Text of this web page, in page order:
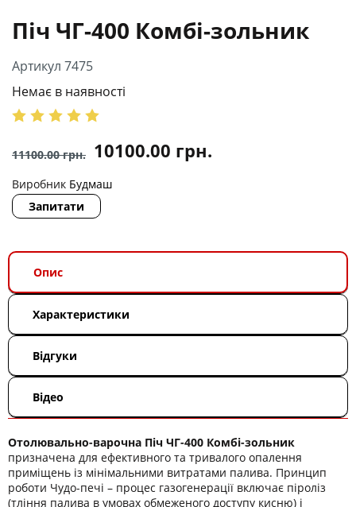
Піч ЧГ-400 Комбі-зольник
Артикул 7475
Немає в наявності
11100.00грн. 10100.00 грн.
Виробник Будмаш
Запитати
Опис
Характеристики
Відгуки
Відео
Отолювально-варочна Піч ЧГ-400 Комбі-зольник
призначена для ефективного та тривалого опалення
приміщень із мінімальними витратами палива. Принцип
роботи Чудо-печі – процес газогенерації включає піроліз
(тління палива в умовах обмеженого доступу кисню) і